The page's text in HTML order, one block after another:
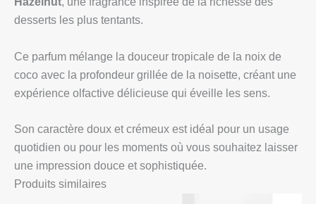
desserts les plus tentants.
Ce parfum mélange la douceur tropicale de la noix de
coco avec la profondeur grillée de la noisette, créant une
expérience olfactive délicieuse qui éveille les sens.
Son caractère doux et crémeux est idéal pour un usage
quotidien ou pour les moments où vous souhaitez laisser
une impression douce et sophistiquée.
Produits similaires